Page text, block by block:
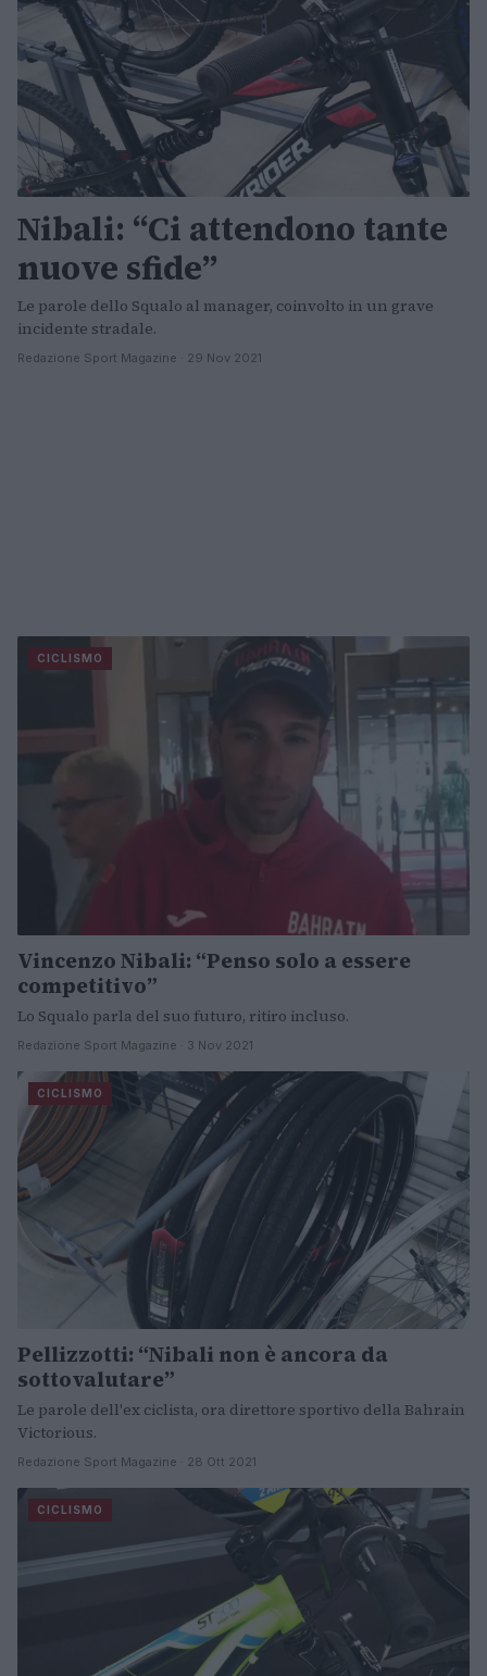
Nibali: “Ci attendono tante
nuove sfide”
Le parole dello Squalo al manager, coinvolto in un grave
incidente stradale.
Redazione Sport Magazine · 29 Nov 2021
CICLISMO
Vincenzo Nibali: “Penso solo a essere
competitivo”
Lo Squalo parla del suo futuro, ritiro incluso.
Redazione Sport Magazine · 3 Nov 2021
CICLISMO
Pellizzotti: “Nibali non è ancora da
sottovalutare”
Le parole dell'ex ciclista, ora direttore sportivo della Bahrain
Victorious.
Redazione Sport Magazine · 28 Ott 2021
CICLISMO